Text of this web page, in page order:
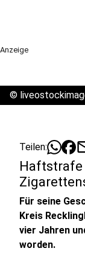
Anzeige
©
Teilen:
Haftstrafe
Für seine
Kreis
vier Jahren
worden.